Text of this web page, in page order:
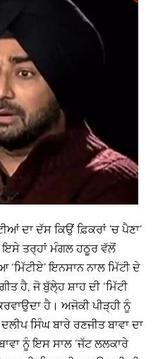
ਦਾ ਦੱਸ ਕਿਉਂ ਫ਼ਿਕਰਾਂ ’ਚ ਪੈਣਾ’
ਇਸੇ ਤਰ੍ਹਾਂ ਮੰਗਲ ਹਠੂਰ ਵੱਲੋਂ
ਇਨਸਾਨ ਨਾਲ ਮਿੱਟੀ ਦੇ
ਹੈ, ਜੋ ਬੁੱਲੇ੍ਹ ਸ਼ਾਹ ਦੀ ‘ਮਿੱਟੀ
ਹੈ। ਅਜੋਕੀ ਪੀੜ੍ਹੀ ਨੂੰ
ਸਿੰਘ ਬਾਰੇ ਰਣਜੀਤ ਬਾਵਾ ਦਾ
ਨੂੰ ਇਸ ਸਾਲ ‘ਜੱਟ ਲਲਕਾਰੇ